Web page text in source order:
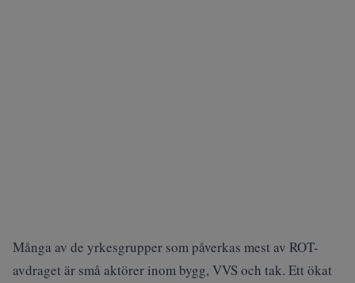
Många av de yrkesgrupper som påverkas mest av ROT-
avdraget är små aktörer inom bygg, VVS och tak. Ett ökat